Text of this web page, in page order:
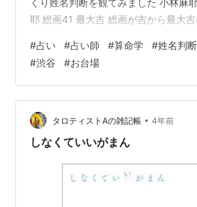
くり姓名判断を観てみました 小林麻
耶 総画41 最大吉 総画が吉から最大
の時の人格は19で大凶だったのが 國
格が吉になりました そのため、総画
格、外格全てが吉以上になりました
数を作るのは中々難しいことなのに
らっただけで 全ての画数が良くなる
します💡 小林…
#占い #占い師 #算命学 #姓名判断
#渋谷 #お台場
タロティストAの雑記帳 • 4年前
しなくていいがまん